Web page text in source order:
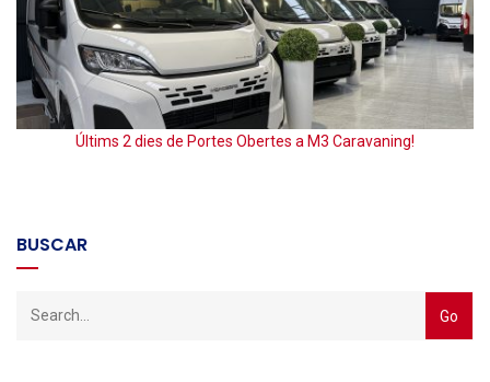
Últims 2 dies de Portes Obertes a M3 Caravaning!
BUSCAR